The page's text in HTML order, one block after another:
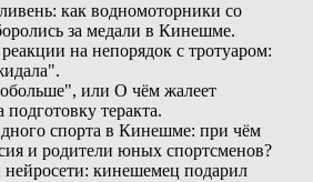
как водномоторники со
за медали в Кинешме.
на непорядок с тротуаром:
или О чём жалеет
подготовку теракта.
спорта в Кинешме: при чём
и родители юных спортсменов?
кинешемец подарил